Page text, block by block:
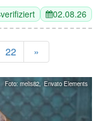
verifiziert 02.08.26
22 »
Foto: melis82, Envato Elements